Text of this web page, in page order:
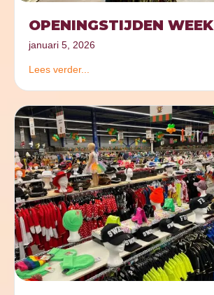
OPENINGSTIJDEN
januari 5, 2026
Lees verder...